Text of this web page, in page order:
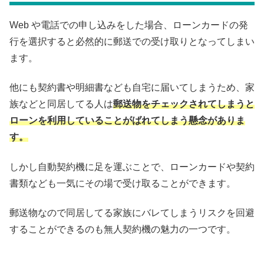
Web や電話での申し込みをした場合、ローンカードの発
行を選択すると必然的に郵送での受け取りとなってしまい
ます。
他にも契約書や明細書なども自宅に届いてしまうため、家
族などと同居してる人は郵送物をチェックされてしまうと
ローンを利用していることがばれてしまう懸念がありま
す。
しかし自動契約機に足を運ぶことで、ローンカードや契約
書類なども一気にその場で受け取ることができます。
郵送物なので同居してる家族にバレてしまうリスクを回避
することができるのも無人契約機の魅力の一つです。